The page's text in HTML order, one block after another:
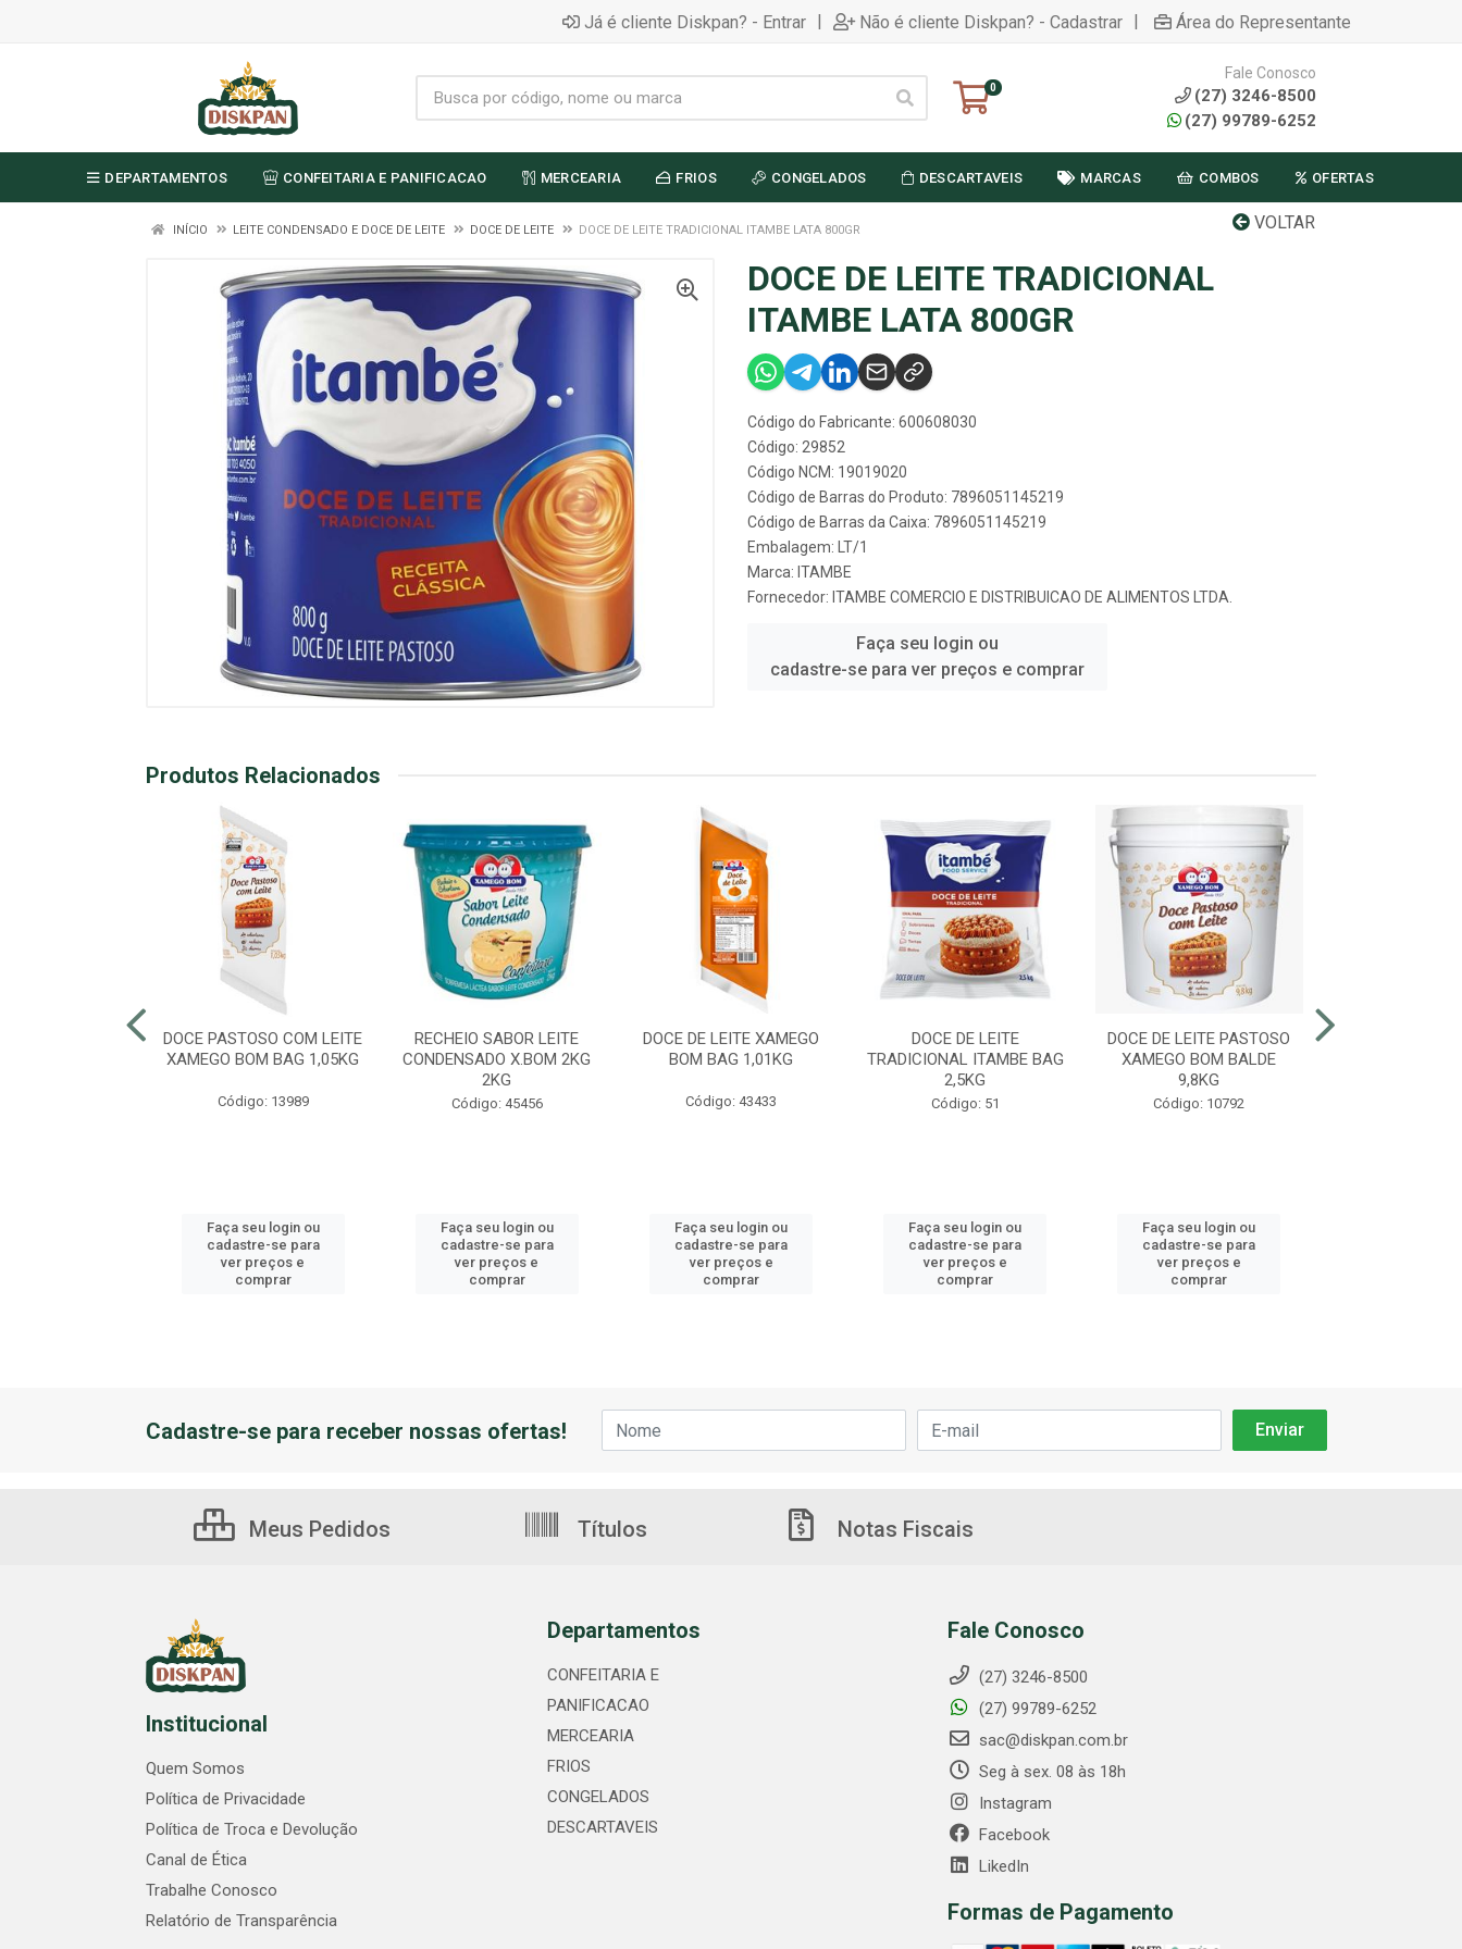
Já é cliente Diskpan? - Entrar | Não é cliente Diskpan? - Cadastrar | Área do Representante
0
Fale Conosco
(27) 3246-8500
(27) 99789-6252
DEPARTAMENTOS CONFEITARIA E PANIFICACAO MERCEARIA FRIOS CONGELADOS DESCARTAVEIS MARCAS COMBOS OFERTAS
VOLTAR
INÍCIO LEITE CONDENSADO E DOCE DE LEITE DOCE DE LEITE DOCE DE LEITE TRADICIONAL ITAMBE LATA 800GR
DOCE DE LEITE TRADICIONAL
ITAMBE LATA 800GR
Código do Fabricante: 600608030
Código: 29852
Código NCM: 19019020
Código de Barras do Produto: 7896051145219
Código de Barras da Caixa: 7896051145219
Embalagem: LT/1
Marca: ITAMBE
Fornecedor: ITAMBE COMERCIO E DISTRIBUICAO DE ALIMENTOS LTDA.
Faça seu login ou
cadastre-se para ver preços e comprar
Produtos Relacionados
DOCE PASTOSO COM LEITE
XAMEGO BOM BAG 1,05KG
Código: 13989
Faça seu login ou
cadastre-se para
ver preços e
comprar
RECHEIO SABOR LEITE
CONDENSADO X.BOM 2KG
2KG
Código: 45456
Faça seu login ou
cadastre-se para
ver preços e
comprar
DOCE DE LEITE XAMEGO
BOM BAG 1,01KG
Código: 43433
Faça seu login ou
cadastre-se para
ver preços e
comprar
DOCE DE LEITE
TRADICIONAL ITAMBE BAG
2,5KG
Código: 51
Faça seu login ou
cadastre-se para
ver preços e
comprar
DOCE DE LEITE PASTOSO
XAMEGO BOM BALDE
9,8KG
Código: 10792
Faça seu login ou
cadastre-se para
ver preços e
comprar
Cadastre-se para receber nossas ofertas!
Meus Pedidos Títulos Notas Fiscais
Institucional
Quem Somos
Política de Privacidade
Política de Troca e Devolução
Canal de Ética
Trabalhe Conosco
Relatório de Transparência
Departamentos
CONFEITARIA E
PANIFICACAO
MERCEARIA
FRIOS
CONGELADOS
DESCARTAVEIS
Fale Conosco
(27) 3246-8500
(27) 99789-6252
sac@diskpan.com.br
Seg à sex. 08 às 18h
Instagram
Facebook
LikedIn
Formas de Pagamento